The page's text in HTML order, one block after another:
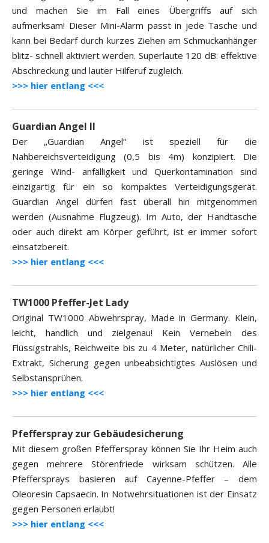
und machen Sie im Fall eines Übergriffs auf sich
aufmerksam! Dieser Mini-Alarm passt in jede Tasche und
kann bei Bedarf durch kurzes Ziehen am Schmuckanhänger
blitz- schnell aktiviert werden. Superlaute 120 dB: effektive
Abschreckung und lauter Hilferuf zugleich.
>>> hier entlang <<<
Guardian Angel II
Der „Guardian Angel“ ist speziell für die
Nahbereichsverteidigung (0,5 bis 4m) konzipiert. Die
geringe Wind- anfälligkeit und Querkontamination sind
einzigartig für ein so kompaktes Verteidigungsgerät.
Guardian Angel dürfen fast überall hin mitgenommen
werden (Ausnahme Flugzeug). Im Auto, der Handtasche
oder auch direkt am Körper geführt, ist er immer sofort
einsatzbereit.
>>> hier entlang <<<
TW1000 Pfeffer-Jet Lady
Original TW1000 Abwehrspray, Made in Germany. Klein,
leicht, handlich und zielgenau! Kein Vernebeln des
Flüssigstrahls, Reichweite bis zu 4 Meter, natürlicher Chili-
Extrakt, Sicherung gegen unbeabsichtigtes Auslösen und
Selbstansprühen.
>>> hier entlang <<<
Pfefferspray zur Gebäudesicherung
Mit diesem großen Pfefferspray können Sie Ihr Heim auch
gegen mehrere Störenfriede wirksam schützen. Alle
Pfeffersprays basieren auf Cayenne-Pfeffer – dem
Oleoresin Capsaecin. In Notwehrsituationen ist der Einsatz
gegen Personen erlaubt!
>>> hier entlang <<<